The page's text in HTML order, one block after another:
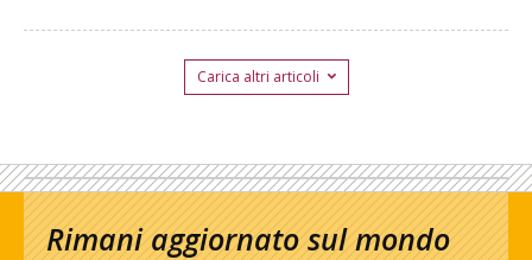
Carica altri articoli
Rimani aggiornato sul mondo